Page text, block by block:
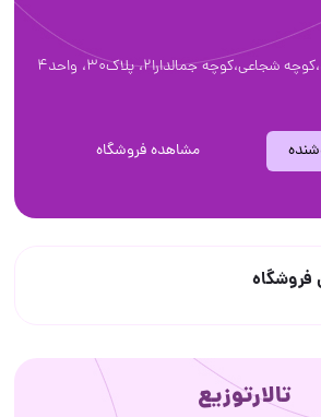
جمالدارا۲، پلاک۳۰، واحد۴
مشاهده فروشگاه
فروشگاه
تالارتوزیع